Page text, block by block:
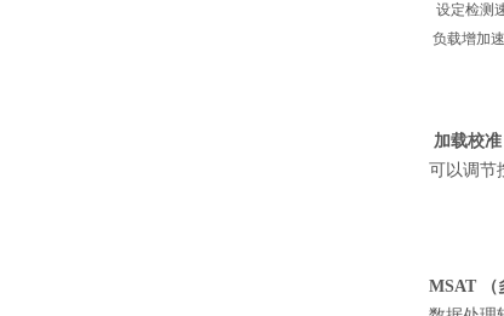
设定检
负载增加
加载校准
可以调节
MSAT （